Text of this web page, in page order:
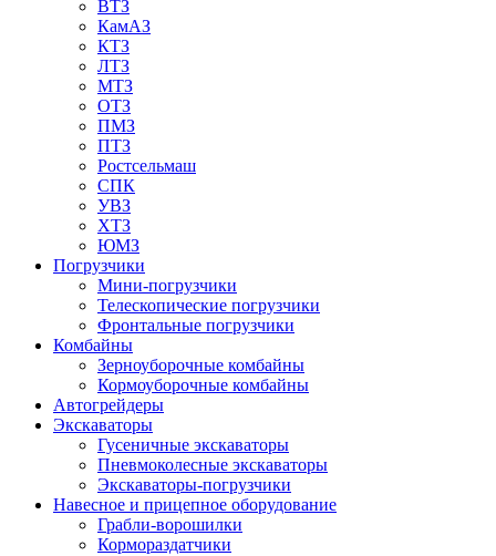
ВТЗ
КамАЗ
КТЗ
ЛТЗ
МТЗ
ОТЗ
ПМЗ
ПТЗ
Ростсельмаш
СПК
УВЗ
ХТЗ
ЮМЗ
Погрузчики
Мини-погрузчики
Телескопические погрузчики
Фронтальные погрузчики
Комбайны
Зерноуборочные комбайны
Кормоуборочные комбайны
Автогрейдеры
Экскаваторы
Гусеничные экскаваторы
Пневмоколесные экскаваторы
Экскаваторы-погрузчики
Навесное и прицепное оборудование
Грабли-ворошилки
Кормораздатчики